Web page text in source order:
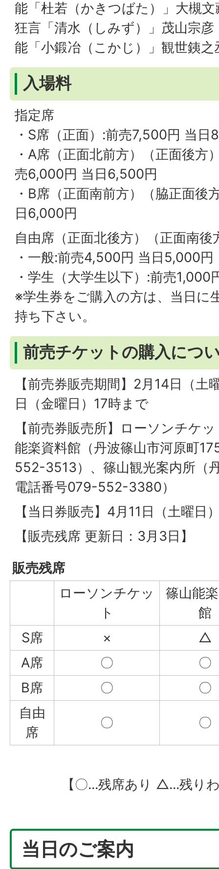
能「杜若（かきつばた）」大槻
狂言「清水（しみず）」茂山宗彦
能「小鍛冶（こかじ）」観世銕之
入場料
指定席
・S席（正面）:前売7,500円 当日
・A席（正面北前方）（正面後方
売6,000円 当日6,500円
・B席（正面南前方）（脇正面後
日6,000円
自由席（正面北後方）（正面南後
・一般:前売4,500円 当日5,000円
・学生（大学生以下）:前売1,000
※学生券をご購入の方は、当日に
持ち下さい。
前売チケットの購入につ
【前売券販売期間】2月14日（
日（金曜日）17時まで
【前売券販売所】ローソンチケ
能楽資料館（丹波篠山市河原町
552-3513）、篠山観光案内所（
電話番号079-552-3380）
【当日券販売】4月11日（土曜日
【販売残席 更新日：3月3日】
販売残席
ローソンチケッ
ト
篠山能
館
S席
×
△
A席
〇
〇
B席
〇
〇
自由
席
〇 〇
【〇...残席あり △...残り
当日のご案内